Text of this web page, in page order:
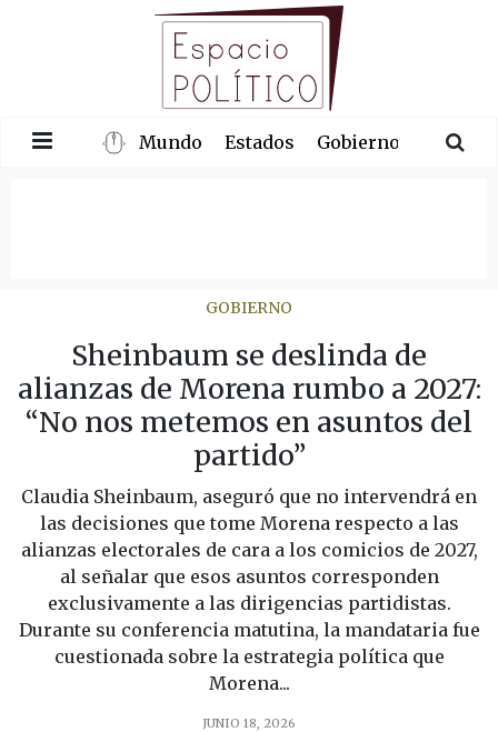
Mundo Estados Gobierno
GOBIERNO
Sheinbaum se deslinda de
alianzas de Morena rumbo a 2027:
“No nos metemos en asuntos del
partido”
Claudia Sheinbaum, aseguró que no intervendrá en
las decisiones que tome Morena respecto a las
alianzas electorales de cara a los comicios de 2027,
al señalar que esos asuntos corresponden
exclusivamente a las dirigencias partidistas.
Durante su conferencia matutina, la mandataria fue
cuestionada sobre la estrategia política que
Morena...
JUNIO 18, 2026